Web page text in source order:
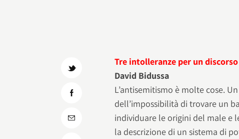
Tre intolleranze per un
David Bidussa
L’antisemitismo è molte cose.
dell’impossibilità di trovare un
individuare le origini del male e
la descrizione di un sistema di